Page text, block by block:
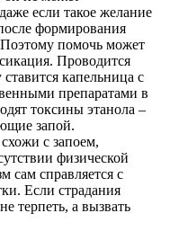
если такое желание
формирования
помочь может
Проводится
капельница с
препаратами в
токсины этанола –
запой.
с запоем,
физической
сам справляется с
Если страдания
терпеть, а вызвать